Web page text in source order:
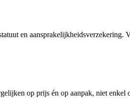
en aansprakelijkheidsverzekering.
op prijs én op aanpak, niet enkel